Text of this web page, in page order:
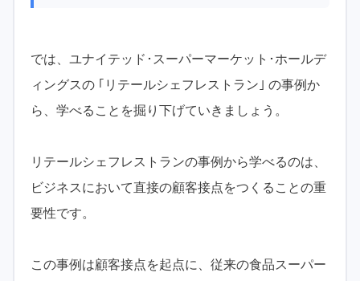
では、ユナイテッド･スーパーマーケット･ホールデ
ィングスの ｢リテールシェフレストラン｣ の事例か
ら、学べることを掘り下げていきましょう。
リテールシェフレストランの事例から学べるのは、
ビジネスにおいて直接の顧客接点をつくることの重
要性です。
この事例は顧客接点を起点に、従来の食品スーパー